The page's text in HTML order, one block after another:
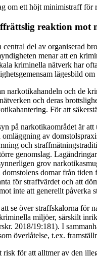
om ett höjt minimistraff för
reaktion mot
del av organiserad
menar att en
kriminella nätverk har
lägesbild
narkotikahandeln och de
och deras
För att
på narkotikaområdet är
av
och
genomslag.
grov
domar från
för straffvärdet och att
inte att generellt
se över straffskalorna
miljöer, särskilt
2018/19:181). I
överlåtelse, t.ex.
för att alltmer av den